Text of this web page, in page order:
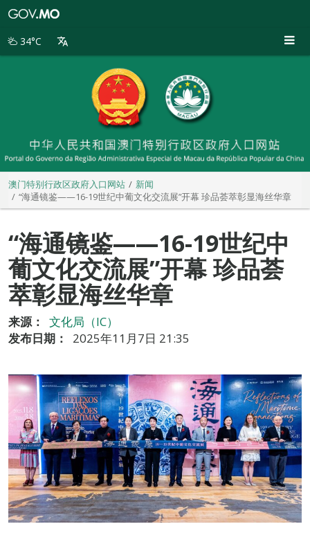
别
34°C
澳门特别行政区政府入口网站
新闻
“海通镜鉴——16-19世纪中葡文化交流展”开幕 珍品荟萃彰显海丝华章
“海通镜鉴——16-19世纪中
葡文化交流展”开幕 珍品荟
萃彰显海丝华章
来源：
文化局（IC）
发布日期：
2025年11月7日 21:35